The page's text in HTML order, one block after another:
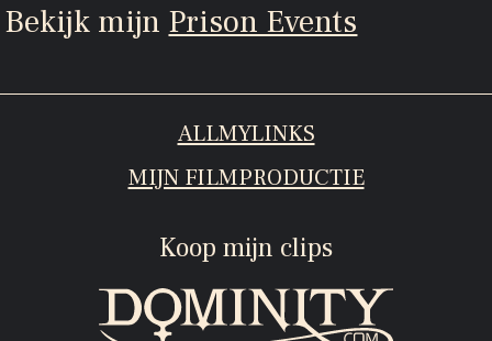
Bekijk mijn Prison Events
Koop mijn clips
ALLMYLINKS
MIJN FILMPRODUCTIE